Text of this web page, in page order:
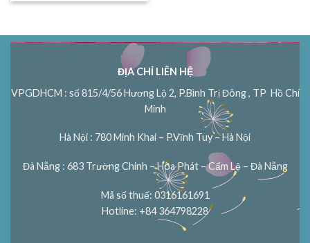
ĐỊA CHỈ LIÊN HỆ
VPGDHCM : số 815/4/56 Hương Lộ 2, P.Bình Trị Đông , TP Hồ Chí
Minh
Hà Nội : 780 Minh Khai – P.Vĩnh Tuy – Hà Nội
Đà Nẵng : 683 Trường Chinh – Hòa Phát – Cẩm Lệ – Đà Nẵng
Mã số thuế: 0316161691
Hotline: +84 364798228